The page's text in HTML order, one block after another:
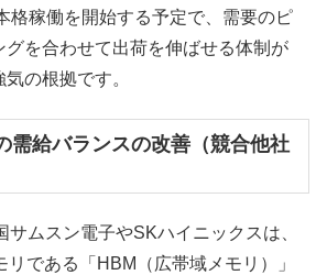
格稼働を開始する予定で、需要のピ
グを合わせて出荷を伸ばせる体制が
の根拠です。
需給バランスの改善（競合他社
ムスン電子やSKハイニックスは、
である「HBM（広帯域メモリ）」